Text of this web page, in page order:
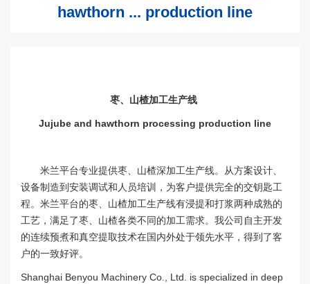
hawthorn ... production line
枣、山楂加工生产线
Jujube and hawthorn processing production line
米兰平台专业提供枣、山楂深加工生产线。从方案设计、
设备制造到安装调试和人员培训，为客户提供完全的交钥匙工
程。米兰平台的枣、山楂加工生产线有浸提和打浆两种成熟的
工艺，满足了枣、山楂各类不同的加工需求。我公司自主开发
的连续预煮和真空提取技术在国内外处于领先水平，得到了客
户的一致好评。
Shanghai Benyou Machinery Co., Ltd. is specialized in deep